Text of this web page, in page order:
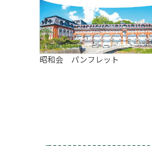
昭和会 パンフレット